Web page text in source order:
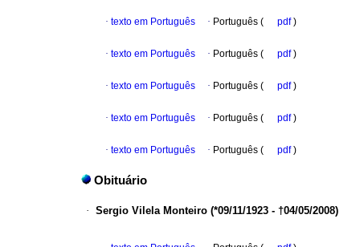
· texto em Português · Português ( pdf)
· texto em Português · Português ( pdf)
· texto em Português · Português ( pdf)
· texto em Português · Português ( pdf)
· texto em Português · Português ( pdf)
Obituário
· Sergio Vilela Monteiro (*09/11/1923 - †04/05/2008)